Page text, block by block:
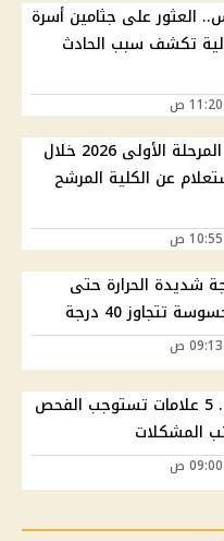
العثور على جثامين أسرة
تكشف سبب الحادث
إعلان نتيجة تنسيق المرحلة الأولى 2026 خلال
عن الكلية المرشح
شديدة الحرارة حتى
تتجاوز 40 درجة
عطل عداد الكهرباء.. 5 علامات تستوجب الفحص
المشكلات